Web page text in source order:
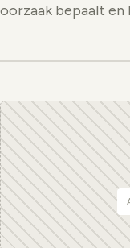
oorzaak bepaalt en